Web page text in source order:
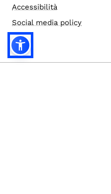
Accessibilità
Social media policy